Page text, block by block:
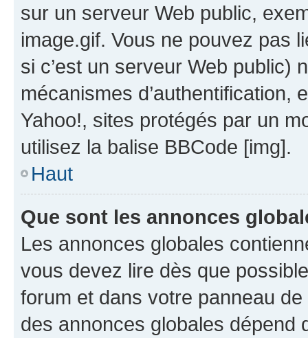
sur un serveur Web public,
image.gif. Vous ne pouvez pas
si c’est un serveur Web public)
mécanismes d’authentification,
Yahoo!, sites protégés par un
utilisez la balise BBCode [img].
Haut
Que sont les annonces
Les annonces globales
vous devez lire dès que
forum et dans votre panneau
des annonces globales dépend